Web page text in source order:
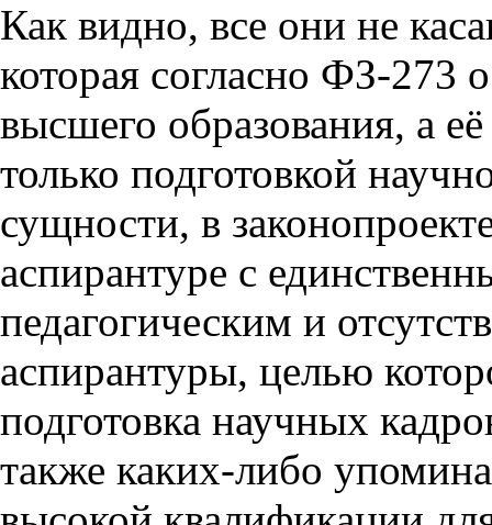
Как видно, все они не
которая согласно ФЗ-273
высшего образования, а
только подготовкой
сущности, в
аспирантуре с
педагогическим и
аспирантуры, целью
подготовка научных
также каких-либо